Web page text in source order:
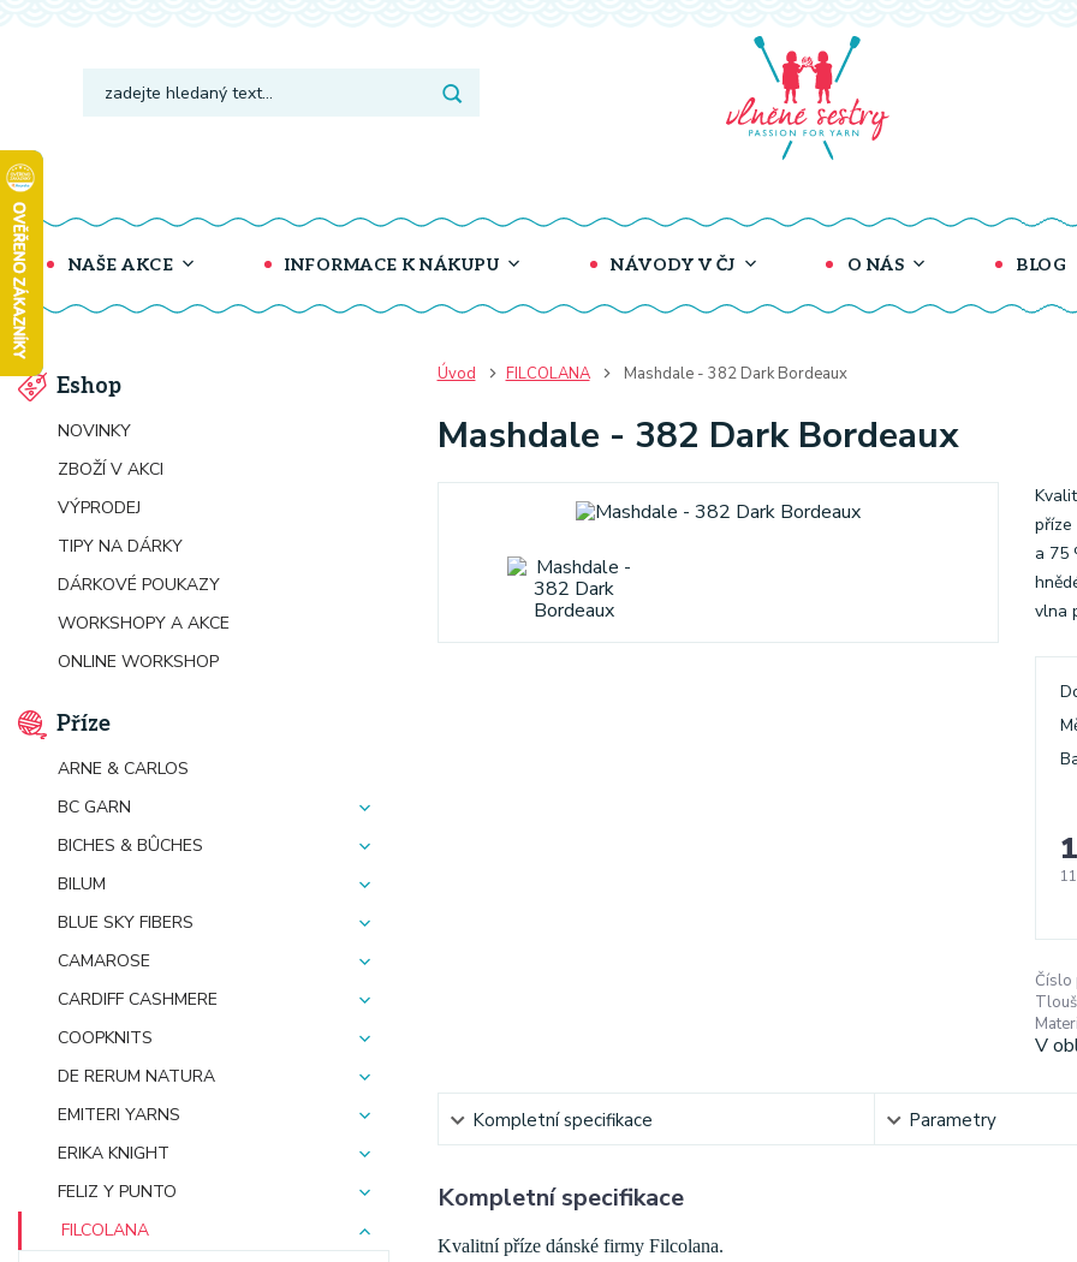
NAŠE AKCE INFORMACE K NÁKUPU NÁVODY V ČJ O NÁS BLOG
Eshop
NOVINKY
ZBOŽÍ V AKCI
VÝPRODEJ
TIPY NA DÁRKY
DÁRKOVÉ POUKAZY
WORKSHOPY A AKCE
ONLINE WORKSHOP
Příze
ARNE & CARLOS
BC GARN
BICHES & BÛCHES
BILUM
BLUE SKY FIBERS
CAMAROSE
CARDIFF CASHMERE
COOPKNITS
DE RERUM NATURA
EMITERI YARNS
ERIKA KNIGHT
FELIZ Y PUNTO
FILCOLANA
Úvod FILCOLANA Mashdale - 382 Dark Bordeaux
Mashdale - 382 Dark Bordeaux
příze
a 75
vlna
Číslo
V
Kompletní specifikace Parametry
Kompletní specifikace
Kvalitní příze dánské firmy Filcolana.